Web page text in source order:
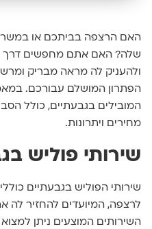
האם הרצפה בביתכם או
שלה? האם אתם מחפשים
ולהעניק לה מראה מבריק
הפתרון המושלם עבורכם.
המובילים בגבעתיים, כולל
מחירים ויתרונות.
שירותי פוליש
שירותי הפוליש בגבעתיים
לרצפה, המיועדים להחזיר לה
השירותים המוצעים ניתן